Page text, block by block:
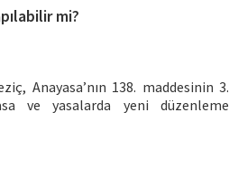
mi?
Anayasa’nın 138. maddesinin 3.
ve yasalarda yeni düzenleme